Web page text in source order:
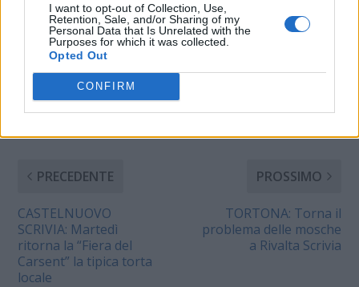
I want to opt-out of Collection, Use,
Retention, Sale, and/or Sharing of my
Personal Data that Is Unrelated with the
Purposes for which it was collected.
Opted Out
CONFIRM
sui problemi della
bonifica dello stabile.
Le organizzazioni
sindacali hanno
espresso al Sindaco,
Maria Rita Rossa e
all’assessore…
CONDIVIDERE:
VALUTARE:
PRECEDENTE
CASTELNUOVO
SCRIVIA: Martedì
ritorna la “Fiera del
Carsent” la tipica torta
locale
PROSSIMO
TORTONA: Torna il
problema delle mosche
a Rivalta Scrivia